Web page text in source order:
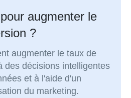
augmenter le
?
augmenter le taux de
des décisions intelligentes
et à l'aide d'un
du marketing.